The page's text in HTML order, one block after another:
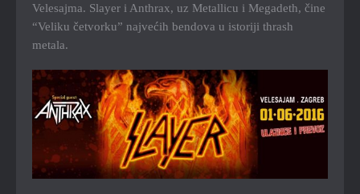
Velesajma. Slayer i Anthrax, uz Metallicu i Megadeth, čine
“Veliku četvorku” najvećih bendova u istoriji thrash
metala.